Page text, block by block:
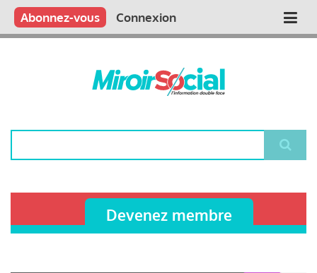
Aller
contenu
Main
Qui sommes nous ?
Vous publiez
Nous publions
Contactez-nous
Abonnez-vous Connexion
Devenez membre